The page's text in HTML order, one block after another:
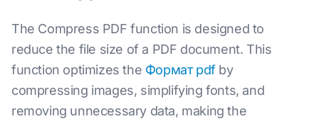
The Compress PDF function is designed to
reduce the file size of a PDF document. This
function optimizes the Формат pdfby
compressing images, simplifying fonts, and
removing unnecessary data, making the